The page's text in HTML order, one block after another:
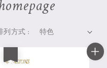
列方式 :